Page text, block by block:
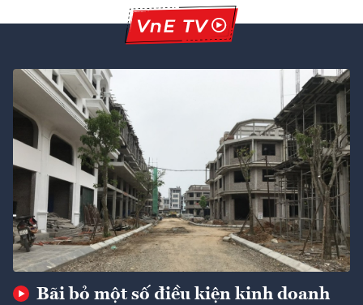
Bãi bỏ một số điều kiện kinh doanh